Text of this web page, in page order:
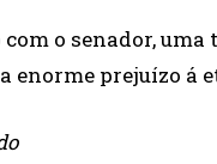
o senador,
enorme prejuízo á